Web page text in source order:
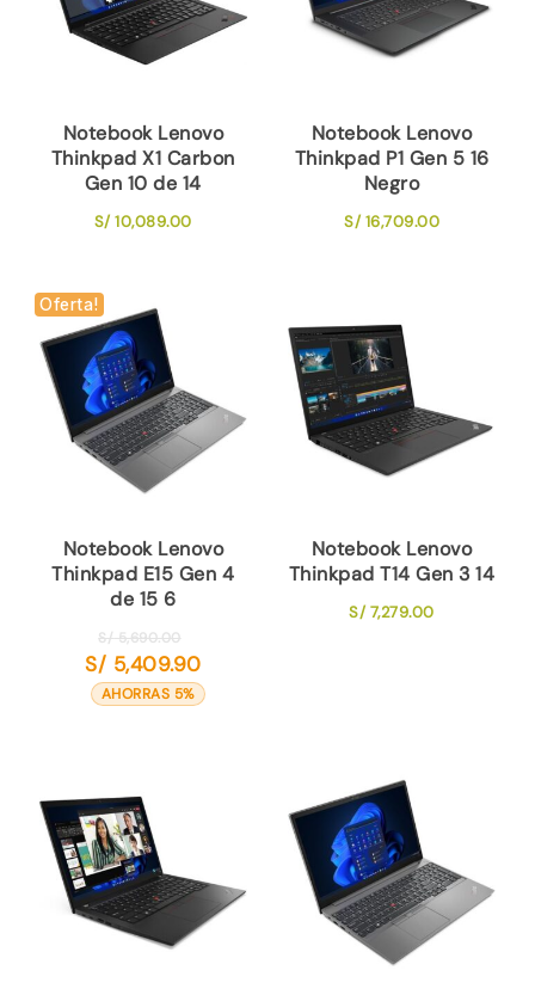
Notebook Lenovo
Thinkpad X1 Carbon
Gen 10 de 14
S/10,089.00
Notebook Lenovo
Thinkpad P1 Gen 5 16
Negro
S/16,709.00
Oferta!
Notebook Lenovo
Thinkpad E15 Gen 4
de 15 6
S/5,690.00
precio
original
S/ 5,409.90El
precio
AHORRAS 5%
Notebook Lenovo
Thinkpad T14 Gen 3 14
S/7,279.00